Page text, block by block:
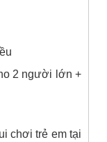
2 người lớn +
chơi trẻ em tại